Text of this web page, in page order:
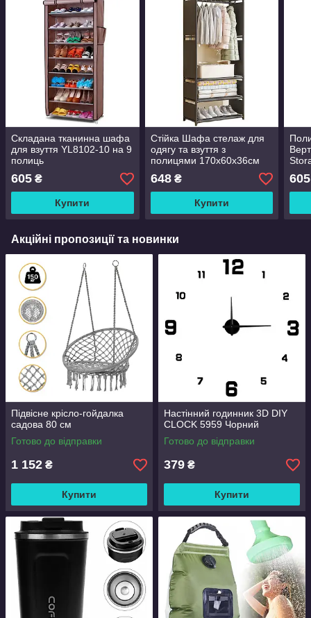
Складана тканинна шафа
для взуття YL8102-10 на 9
полиць
605 ₴
Купити
Стійка Шафа стелаж для
одягу та взуття з
полицями 170x60x36см
MultiFunctional Coat Rack
YH7702-1
648₴
Купити
605
Акційні пропозиції та новинки
Підвісне крісло-гойдалка
садова 80 см
Готово до відправки
1 152 ₴
Купити
Настінний годинник 3D DIY
CLOCK 5959 Чорний
Готово до відправки
379 ₴
Купити